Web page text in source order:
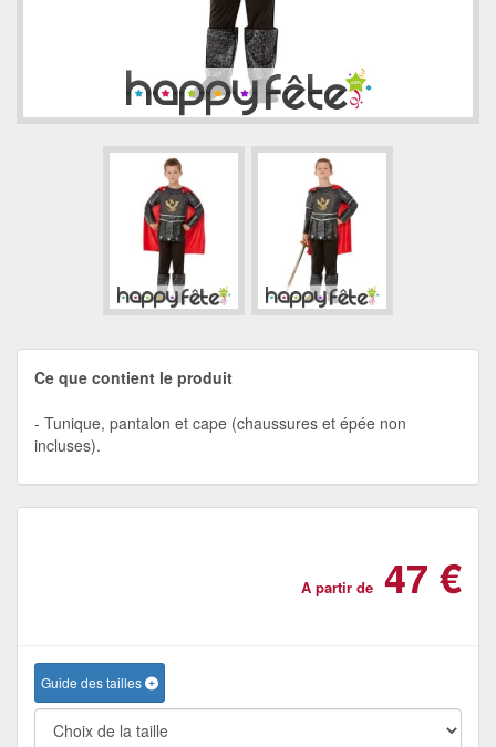
Ce que contient le produit
Tunique, pantalon et cape (chaussures et épée non
incluses).
A partir de 47 €
Guide des tailles